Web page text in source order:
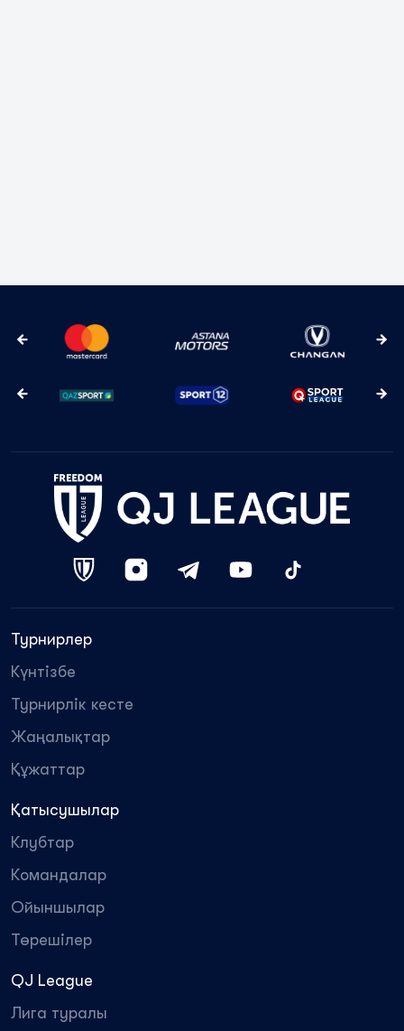
Турнирлер
Күнтізбе
Турнирлік кесте
Жаңалықтар
Құжаттар
Қатысушылар
Клубтар
Командалар
Ойыншылар
Төрешілер
QJ League
Лига туралы